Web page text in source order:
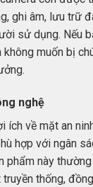
ghi âm, lưu trữ
sử dụng. Nếu
không muốn bị
nghệ
ích về mặt an
hợp với ngân
phẩm này
truyền thống,